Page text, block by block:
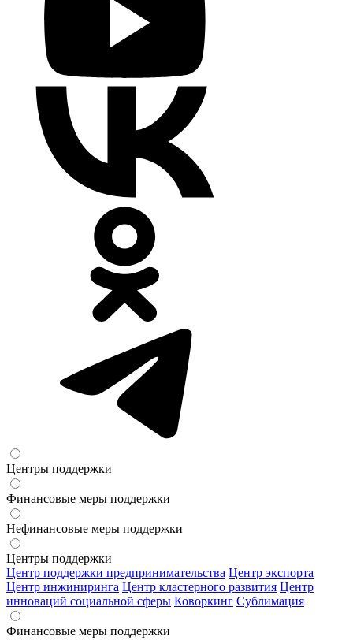
Центры поддержки
Финансовые меры поддержки
Нефинансовые меры поддержки
Центры поддержки
Центр поддержки предпринимательства Центр экспорта
Центр инжиниринга Центр кластерного развития Центр
инноваций социальной сферы Коворкинг Сублимация
Финансовые меры поддержки